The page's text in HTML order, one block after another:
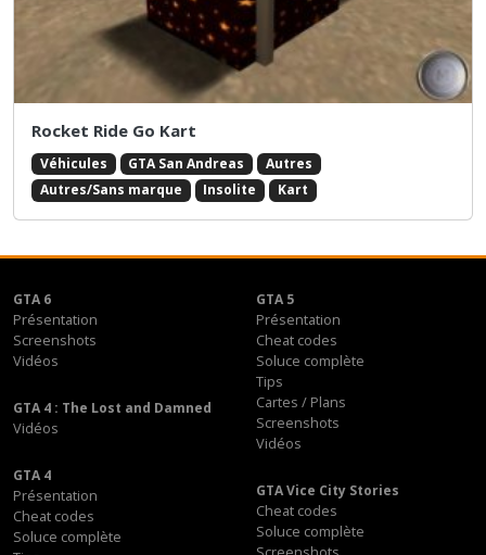
Rocket Ride Go Kart
Véhicules GTA San Andreas
Autres
Autres/Sans marque
Insolite Kart
GTA 6
Présentation
Screenshots
Vidéos
GTA 5
Présentation
Cheat codes
Soluce complète
Tips
Cartes / Plans
Screenshots
Vidéos
GTA 4 : The Lost and Damned
Vidéos
GTA 4
Présentation
Cheat codes
Soluce complète
GTA Vice City Stories
Cheat codes
Soluce complète